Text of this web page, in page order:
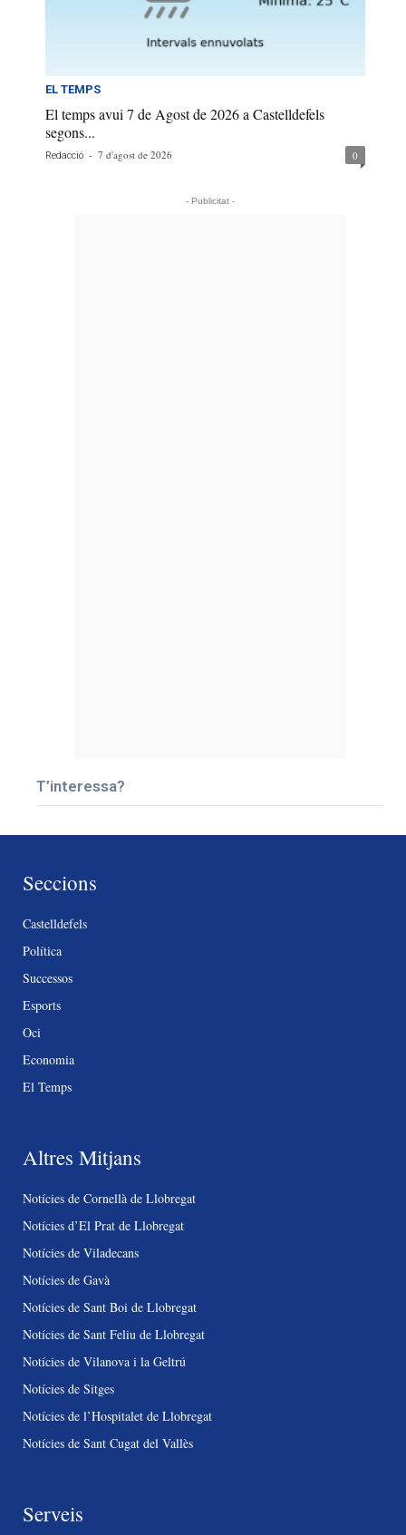
EL TEMPS
El temps avui 7 de Agost de 2026 a Castelldefels
segons...
Redacció - 7 d'agost de 2026 0
- Publicitat -
T’interessa?
Seccions
Castelldefels
Política
Successos
Esports
Oci
Economia
El Temps
Altres Mitjans
Notícies de Cornellà de Llobregat
Notícies d’El Prat de Llobregat
Notícies de Viladecans
Notícies de Gavà
Notícies de Sant Boi de Llobregat
Notícies de Sant Feliu de Llobregat
Notícies de Vilanova i la Geltrú
Notícies de Sitges
Notícies de l’Hospitalet de Llobregat
Notícies de Sant Cugat del Vallès
Serveis